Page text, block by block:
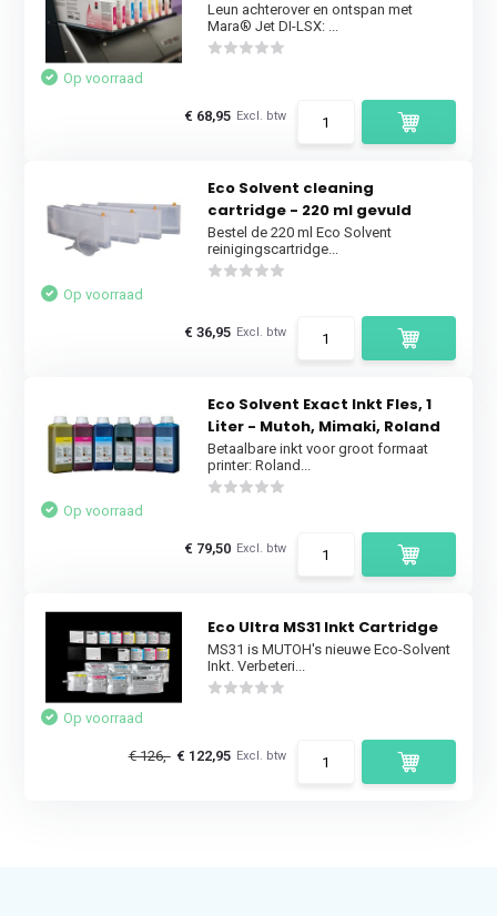
Leun achterover en ontspan met
Mara® Jet DI-LSX: ...
Op voorraad
€ 68,95 Excl. btw
Eco Solvent cleaning
cartridge - 220 ml gevuld
Bestel de 220 ml Eco Solvent
reinigingscartridge...
Op voorraad
€ 36,95 Excl. btw
Eco Solvent Exact Inkt Fles, 1
Liter - Mutoh, Mimaki, Roland
Betaalbare inkt voor groot formaat
printer: Roland...
Op voorraad
€ 79,50 Excl. btw
Eco Ultra MS31 Inkt Cartridge
MS31 is MUTOH's nieuwe Eco-Solvent
Inkt. Verbeteri...
Op voorraad
€ 126,- € 122,95 Excl. btw